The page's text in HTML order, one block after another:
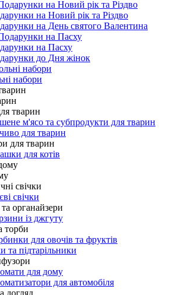
на Новий рік та Різдво
на День святого Валентина
на Пасху
до Дня жінок
набори
тварин
м'ясо та субпродукти для тварин
для тварин
для тварин
для котів
свічки
свічки
органайзери
із джгуту
торби
для овочів та фруктів
та підтарільники
для дому
для автомобіля